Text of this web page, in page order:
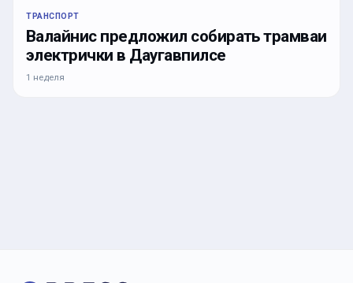
ТРАНСПОРТ
Валайнис предложил собирать трамваи
электрички в Даугавпилсе
1 неделя